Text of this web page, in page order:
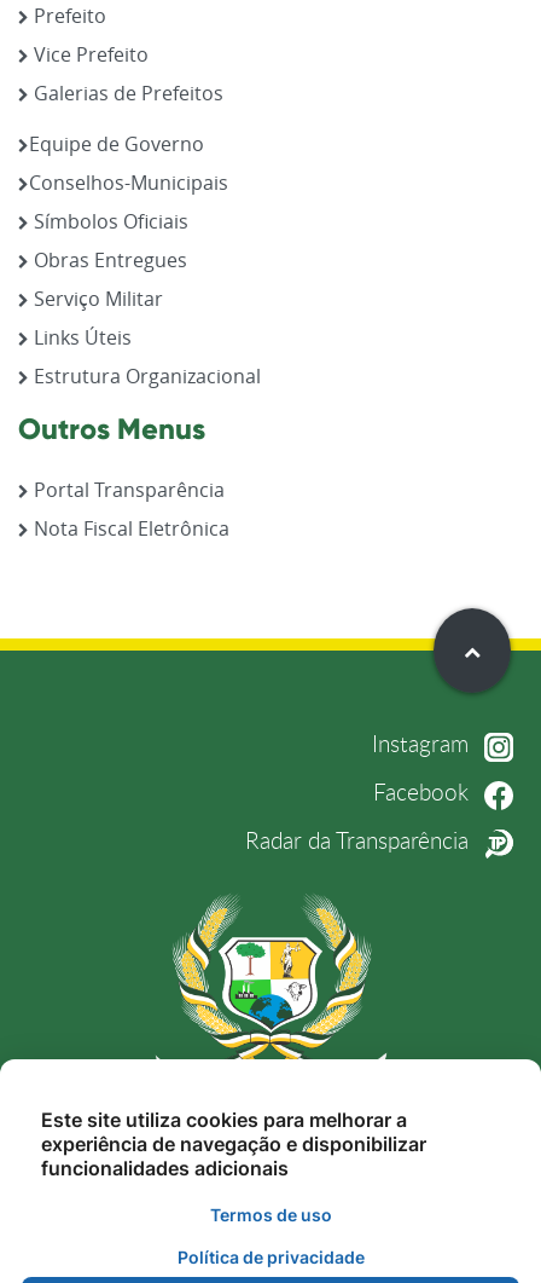
Prefeito
Vice Prefeito
Galerias de Prefeitos
Equipe de Governo
Conselhos-Municipais
Símbolos Oficiais
Obras Entregues
Serviço Militar
Links Úteis
Estrutura Organizacional
Outros Menus
Portal Transparência
Nota Fiscal Eletrônica
Instagram
Facebook
Radar da Transparência
Rua Nunes Freire, 12, Alto da Bela Vista, Novo
Mundo-MT, Cep. 78.528-000
Este site utiliza cookies para melhorar a
experiência de navegação e disponibilizar
funcionalidades adicionais
Termos de uso
Política de privacidade